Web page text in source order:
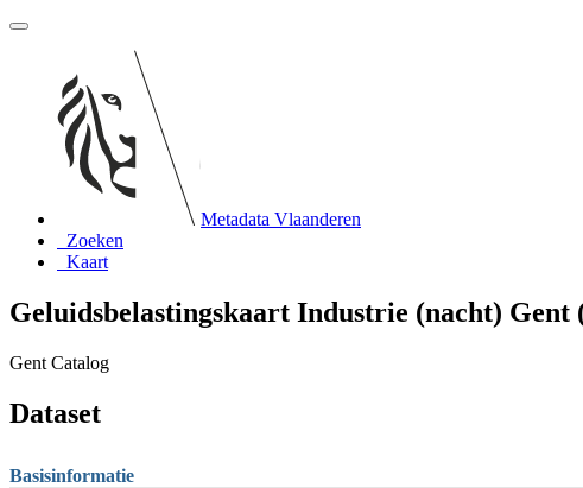
Metadata Vlaanderen
Zoeken
Kaart
Geluidsbelastingskaart Industrie (nacht) Gent
Gent Catalog
Dataset
Basisinformatie